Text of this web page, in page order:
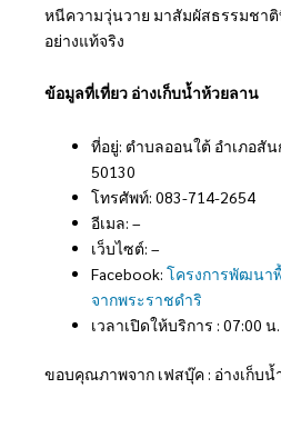
หนีความวุ่นวาย มาสัมผัสธรรมชา
อย่างแท้จริง
ข้อมูลที่เที่ยว อ่างเก็บน้ำห้วยลาน
ที่อยู่: ตำบลออนใต้ อำเภอสั
50130
โทรศัพท์: 083-714-2654
อีเมล: –
เว็บไซต์: –
Facebook: โครงการพัฒนา
จากพระราชดำริ
เวลาเปิดให้บริการ : 07:00 น
ขอบคุณภาพจาก เฟสบุ๊ค : อ่างเก็บ